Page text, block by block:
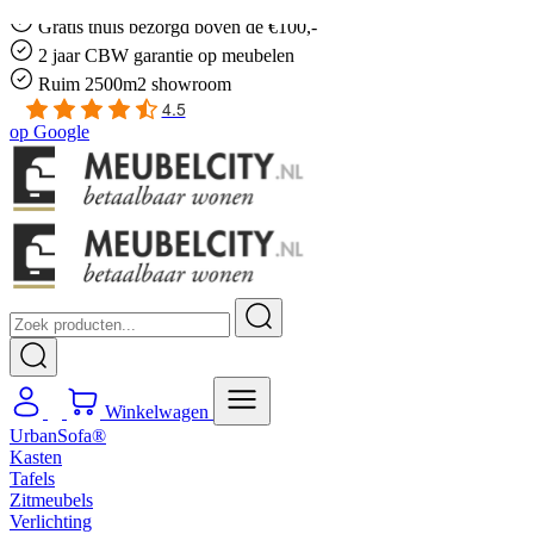
Gratis thuis bezorgd boven de €100,-
2 jaar CBW garantie op meubelen
Ruim 2500m2 showroom
4.5
op Google
Winkelwagen
UrbanSofa®
Kasten
Tafels
Zitmeubels
Verlichting